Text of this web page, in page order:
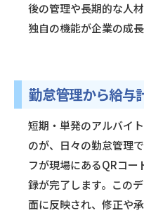
後の管理や長期的な人
独自の機能が企業の成
勤怠管理から給与
短期・単発のアルバイ
のが、日々の勤怠管理
フが現場にあるQRコ
録が完了します。この
面に反映され、修正や